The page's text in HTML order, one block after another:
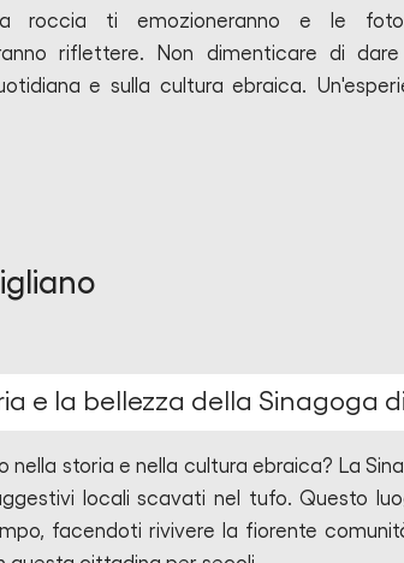
roccia ti emozioneranno e le
riflettere. Non dimenticare di dare
e sulla cultura ebraica.
e la bellezza della Sinagoga
nella storia e nella cultura ebraica? La
locali scavati nel tufo. Questo
facendoti rivivere la fiorente